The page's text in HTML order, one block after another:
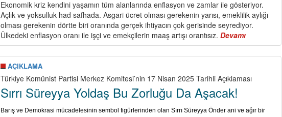
mücadelesini
yükseltelim!”
Ekonomik kriz kendini yaşamın tüm alanlarında enflasyon ve zamlar ile gösteriyor.
Açlık ve yoksulluk had safhada. Asgari ücret olması gerekenin yarısı, emeklilik aylığı
olması gerekenin dörtte biri oranında gerçek ihtiyacın çok gerisinde seyrediyor.
Ülkedeki enflasyon oranı ile işçi ve emekçilerin maaş artışı orantısız.Devamı
Barış,
Demokrasi
Sosyalizm
AÇIKLAMA
Türkiye Komünist Partisi Merkez Komitesi’nin 17 Nisan 2025 Tarihli Açıklaması
Sırrı Süreyya Yoldaş Bu Zorluğu Da Aşacak!
Barış ve Demokrasi mücadelesinin sembol figürlerinden olan Sırrı Süreyya Önder ani ve ağır bir